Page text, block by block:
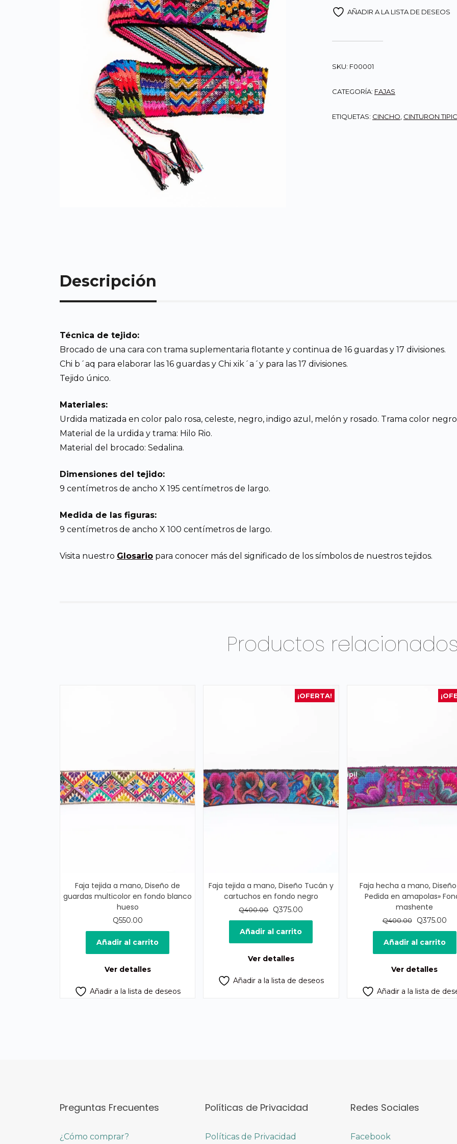
AÑADIR A LA LISTA DE DESEOS
SKU: F00001
CATEGORÍA: FAJAS
ETIQUETAS: CINCHO CINTURON
Descripción
Técnica de tejido:
Brocado de una cara con trama suplementaria flotante y continua de 16 guardas y 17 divisiones.
Chi b´aq para elaborar las 16 guardas y Chi xik´a´y para las 17 divisiones.
Tejido único.
Materiales:
Urdida matizada en color palo rosa, celeste, negro, indigo azul, melón y rosado. Trama color
Material de la urdida y trama: Hilo Rio.
Material del brocado: Sedalina.
Dimensiones del tejido:
9 centímetros de ancho X 195 centímetros de largo.
Medida de las figuras:
9 centímetros de ancho X 100 centímetros de largo.
Visita nuestro Glosario para conocer más del significado de los símbolos de nuestros tejidos.
Productos
Faja tejida a mano, Diseño de
guardas multicolor en fondo blanco
hueso
Q550.00
Añadir al carrito
Ver detalles
Añadir a la lista de deseos
¡OFERTA!
Faja tejida a mano, Diseño Tucán y
cartuchos en fondo negro
Q400.00
El
precio
original
era:
Q375.00
precio
es:
Añadir al carrito
Ver detalles
Añadir a la lista de deseos
Faja hecha a mano, Diseño
Pedida en amapolas»
mashente
Q400.00
El
precio
original
era:
Q375.00El
es:
Añadir al carrito
Ver detalles
Añadir a la lista de
Preguntas Frecuentes
¿Cómo comprar?
Políticas de Privacidad
Políticas de Privacidad
Redes Sociales
Facebook